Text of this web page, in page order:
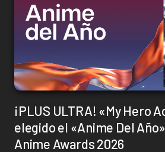
¡PLUS ULTRA! «My Hero
elegido el «Anime Del
Anime Awards 2026